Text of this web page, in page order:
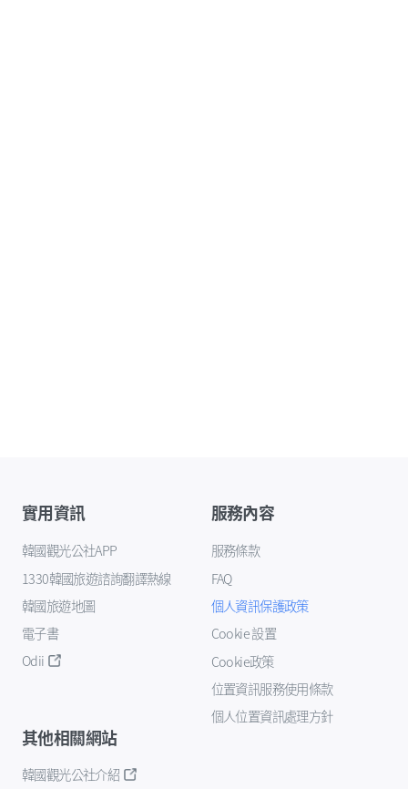
實用資訊
韓國觀光公社APP
1330韓國旅遊諮詢翻譯熱線
韓國旅遊地圖
電子書
Odii
服務內容
服務條款
FAQ
個人資訊保護政策
Cookie 設置
Cookie政策
位置資訊服務使用條款
個人位置資訊處理方針
其他相關網站
韓國觀光公社介紹